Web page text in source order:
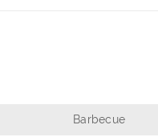
Barbecue